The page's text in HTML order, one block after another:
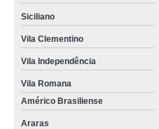
Siciliano
Vila Clementino
Vila Independência
Vila Romana
Américo Brasiliense
Araras